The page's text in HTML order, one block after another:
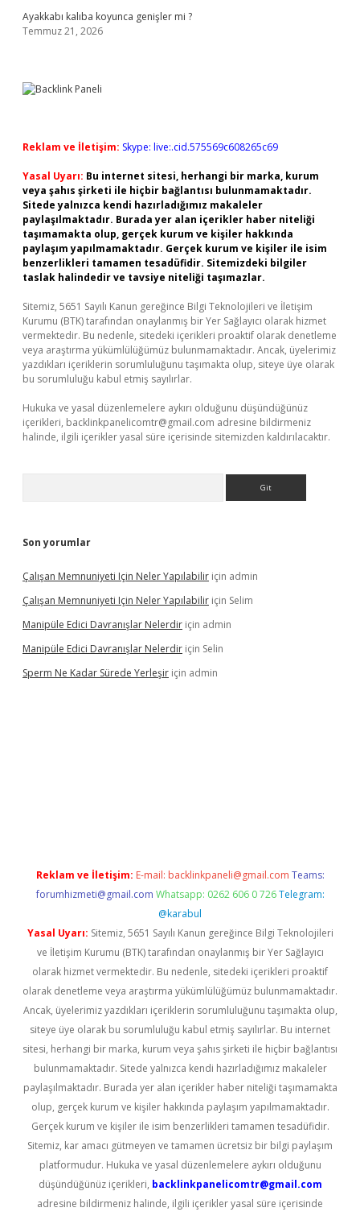
Ayakkabı kalıba koyunca genişler mi ?
Temmuz 21, 2026
Reklam ve İletişim: Skype: live:.cid.575569c608265c69
Yasal Uyarı: Bu internet sitesi, herhangi bir marka, kurum
veya şahıs şirketi ile hiçbir bağlantısı bulunmamaktadır.
Sitede yalnızca kendi hazırladığımız makaleler
paylaşılmaktadır. Burada yer alan içerikler haber niteliği
taşımamakta olup, gerçek kurum ve kişiler hakkında
paylaşım yapılmamaktadır. Gerçek kurum ve kişiler ile isim
benzerlikleri tamamen tesadüfidir. Sitemizdeki bilgiler
taslak halindedir ve tavsiye niteliği taşımazlar.
Sitemiz, 5651 Sayılı Kanun gereğince Bilgi Teknolojileri ve İletişim
Kurumu (BTK) tarafından onaylanmış bir Yer Sağlayıcı olarak hizmet
vermektedir. Bu nedenle, sitedeki içerikleri proaktif olarak denetleme
veya araştırma yükümlülüğümüz bulunmamaktadır. Ancak, üyelerimiz
yazdıkları içeriklerin sorumluluğunu taşımakta olup, siteye üye olarak
bu sorumluluğu kabul etmiş sayılırlar.
Hukuka ve yasal düzenlemelere aykırı olduğunu düşündüğünüz
içerikleri, backlinkpanelicomtr@gmail.com adresine bildirmeniz
halinde, ilgili içerikler yasal süre içerisinde sitemizden kaldırılacaktır.
Son yorumlar
Çalışan Memnuniyeti Için Neler Yapılabilir için admin
Çalışan Memnuniyeti Için Neler Yapılabilir için Selim
Manipüle Edici Davranışlar Nelerdir için admin
Manipüle Edici Davranışlar Nelerdir için Selin
Sperm Ne Kadar Sürede Yerleşir için admin
Reklam ve İletişim: E-mail: backlinkpaneli@gmail.com Teams:
forumhizmeti@gmail.com Whatsapp: 0262 606 0 726 Telegram:
@karabul
Yasal Uyarı: Sitemiz, 5651 Sayılı Kanun gereğince Bilgi Teknolojileri
ve İletişim Kurumu (BTK) tarafından onaylanmış bir Yer Sağlayıcı
olarak hizmet vermektedir. Bu nedenle, sitedeki içerikleri proaktif
olarak denetleme veya araştırma yükümlülüğümüz bulunmamaktadır.
Ancak, üyelerimiz yazdıkları içeriklerin sorumluluğunu taşımakta olup,
siteye üye olarak bu sorumluluğu kabul etmiş sayılırlar. Bu internet
sitesi, herhangi bir marka, kurum veya şahıs şirketi ile hiçbir bağlantısı
bulunmamaktadır. Sitede yalnızca kendi hazırladığımız makaleler
paylaşılmaktadır. Burada yer alan içerikler haber niteliği taşımamakta
olup, gerçek kurum ve kişiler hakkında paylaşım yapılmamaktadır.
Gerçek kurum ve kişiler ile isim benzerlikleri tamamen tesadüfidir.
Sitemiz, kar amacı gütmeyen ve tamamen ücretsiz bir bilgi paylaşım
platformudur. Hukuka ve yasal düzenlemelere aykırı olduğunu
düşündüğünüz içerikleri, backlinkpanelicomtr@gmail.com
adresine bildirmeniz halinde, ilgili içerikler yasal süre içerisinde